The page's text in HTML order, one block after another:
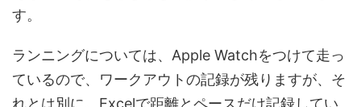
す。
ランニングについては、Apple Watchをつけて走っ
ているので、ワークアウトの記録が残りますが、そ
れとは別に、Excelで距離とペースだけ記録してい